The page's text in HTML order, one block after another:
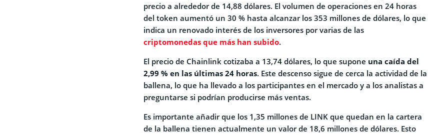
precio a alrededor de 14,88 dólares. El volumen de operaciones en 24 horas
del token aumentó un 30 % hasta alcanzar los 353 millones de dólares, lo que
indica un renovado interés de los inversores por varias de las
criptomonedas que más han subido.
El precio de Chainlink cotizaba a 13,74 dólares, lo que supone una caída del
2,99 % en las últimas 24 horas. Este descenso sigue de cerca la actividad de la
ballena, lo que ha llevado a los participantes en el mercado y a los analistas a
preguntarse si podrían producirse más ventas.
Es importante añadir que los 1,35 millones de LINK que quedan en la cartera
de la ballena tienen actualmente un valor de 18,6 millones de dólares. Esto